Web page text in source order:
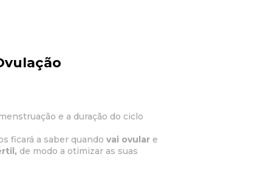
e a duração do ciclo
ficará a saber quando vai ovulare
de modo a otimizar as suas